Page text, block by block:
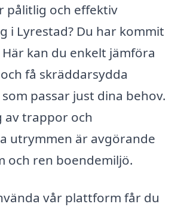
pålitlig och effektiv
i Lyrestad? Du har kommit
kan du enkelt jämföra
få skräddarsydda
passar just dina behov.
av trappor och
utrymmen är avgörande
och ren boendemiljö.
vår plattform får du